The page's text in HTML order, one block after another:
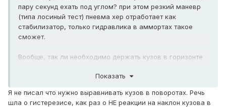
пару секунд ехать под углом? при этом резкий маневр
(типа лосиный тест) пневма хер отработает как
стабилизатор, только гидравлика в аммортах такое
сможет.
Вообще, так ли необходимо держать кузов в горизонте
элемента с одинаковой характеристикой, нормально
Показать
Я не писал что нужно выравнивать кузов в поворотах. Речь
шла о гистерезисе, как раз о НЕ реакции на наклон кузова в